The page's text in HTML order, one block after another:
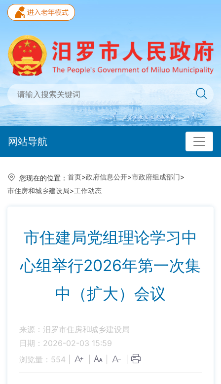
网站导航
您现在的位置： 首页>政府信息公开>市政府组成部门>
市住房和城乡建设局>工作动态
市住建局党组理论学习中
心组举行2026年第一次集
中（扩大）会议
来源：汨罗市住房和城乡建设局
日期：2026-02-03 15:59
浏览量： 554